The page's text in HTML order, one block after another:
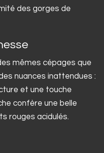
des gorges de
mêmes cépages que
nuances inattendues :
et une touche
confère une belle
rouges acidulés.